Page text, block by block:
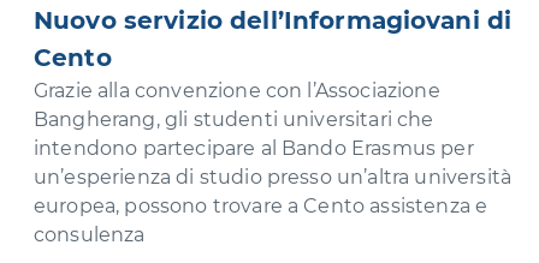
Nuovo servizio dell’Informagiovani di
Cento
Grazie alla convenzione con l’Associazione
Bangherang, gli studenti universitari che
intendono partecipare al Bando Erasmus per
un’esperienza di studio presso un’altra università
europea, possono trovare a Cento assistenza e
consulenza